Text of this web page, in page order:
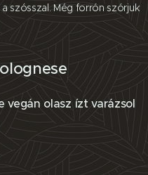
szósszal. Még forrón szórjuk
vegán olasz ízt varázsol